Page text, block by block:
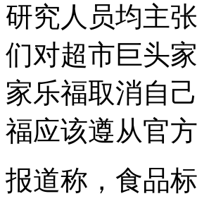
研究人员均主
们对超市巨头
家乐福取消自
福应该遵从官
报道称，食品